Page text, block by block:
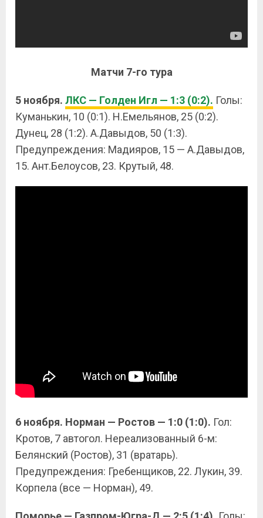
Матчи 7-го тура
5 ноября. ЛКС — Голден Игл — 1:3 (0:2). Голы:
Куманькин, 10 (0:1). Н.Емельянов, 25 (0:2).
Дунец, 28 (1:2). А.Давыдов, 50 (1:3).
Предупреждения: Мадияров, 15 — А.Давыдов,
15. Ант.Белоусов, 23. Крутый, 48.
6 ноября. Норман — Ростов — 1:0 (1:0). Гол:
Кротов, 7 автогол. Нереализованный 6-м:
Белянский (Ростов), 31 (вратарь).
Предупреждения: Гребенщиков, 22. Лукин, 39.
Корпела (все — Норман), 49.